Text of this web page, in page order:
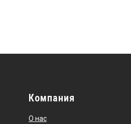
Компания
О нас